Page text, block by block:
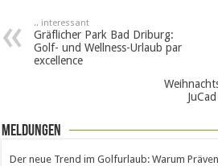
.. interessant
Gräflicher Park Bad Driburg:
Golf- und Wellness-Urlaub par
excellence
Meldungen
Der neue Trend im Golfurlaub: Warum